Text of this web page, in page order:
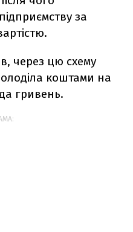
за
через цю схему
коштами на
гривень.